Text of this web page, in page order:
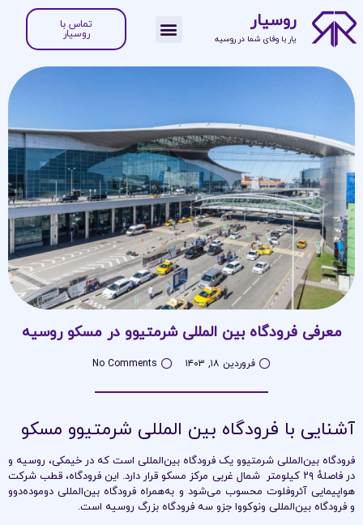
روسیار
یار با وفای شما در روسیه
تماس با
روسیار
معرفی فرودگاه بین المللی شرمتیوو در مسکو روسیه
فروردین ۱۸, ۱۴۰۳ No Comments
آشنایی با فرودگاه بین المللی شرمتیوو مسکو
فرودگاه بین‌المللی شرمتیوو یک فرودگاه بین‌المللی است که در خیمکی، روسیه و
در فاصلهٔ ۲۹ کیلومتر شمال غربی مرکز مسکو قرار دارد. این فرودگاه، قطب شرکت
هواپیمایی آئروفلوت محسوب می‌شود و به‌همراه فرودگاه بین‌المللی دوموده‌دوو
و فرودگاه بین‌المللی ونوکووا جزو سه فرودگاه بزرگ روسیه است.